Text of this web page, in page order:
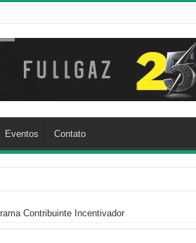
Eventos Contato
de posto de gasolina em Herval d’Oeste
Contribuinte Incentivador